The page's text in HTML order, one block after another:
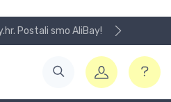
Postali smo AliBay!